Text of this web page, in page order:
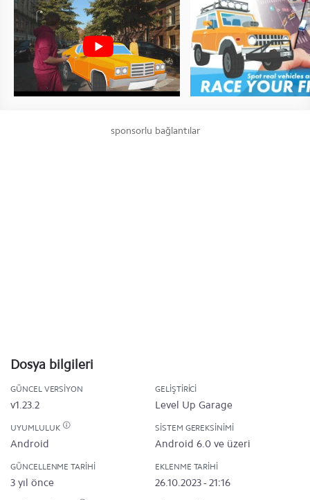
sponsorlu bağlantılar
Dosya bilgileri
GÜNCEL VERSIYON
v1.23.2
GELIŞTIRICI
Level Up Garage
UYUMLULUK
Android
SISTEM GEREKSINIMI
Android 6.0 ve üzeri
GÜNCELLENME TARIHI
3 yıl önce
EKLENME TARIHI
26.10.2023 - 21:16